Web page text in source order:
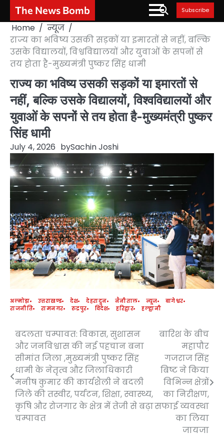
Skip
content
The News Bomb Subscribe
Home
न्यूज
राज्य का भविष्य उसकी सड़कों या इमारतों से नहीं, बल्कि
उसके विद्यालयों, विश्वविद्यालयों और युवाओं के सपनों से
तय होता है-मुख्यमंत्री पुष्कर सिंह धामी
राज्य का भविष्य उसकी सड़कों या इमारतों से
नहीं, बल्कि उसके विद्यालयों, विश्वविद्यालयों और
युवाओं के सपनों से तय होता है-मुख्यमंत्री पुष्कर
सिंह धामी
July 4, 2026 bySachin Joshi
अल्मोड़ा उत्तराखण्ड देश देहरादून नैनीताल न्यूज
बागेश्वर
राजनीति
रामनगर रुद्रपुर विदेश हरिद्वार हल्द्वानी
Post
navigation
बदलता चम्पावत: विकास, सुशासन
और जनविश्वास की नई पहचान बना
सीमांत जिला ,मुख्यमंत्री पुष्कर सिंह
धामी के नेतृत्व और जिलाधिकारी
मनीष कुमार की कार्यशैली ने बदली
जिले की तस्वीर, पर्यटन, शिक्षा, स्वास्थ्य,
कृषि और रोजगार के क्षेत्र में तेजी से बढ़ा
चम्पावत
बारिश के बीच
महापौर
गजराज सिंह
बिष्ट ने किया
विभिन्न क्षेत्रों
का निरीक्षण,
सफाई व्यवस्था
का लिया
जायजा